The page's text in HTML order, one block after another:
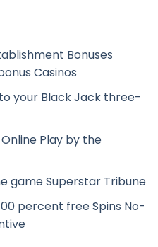
Bonuses
Casinos
your Black Jack three-
Play by the
game Superstar Tribune
percent free Spins No-